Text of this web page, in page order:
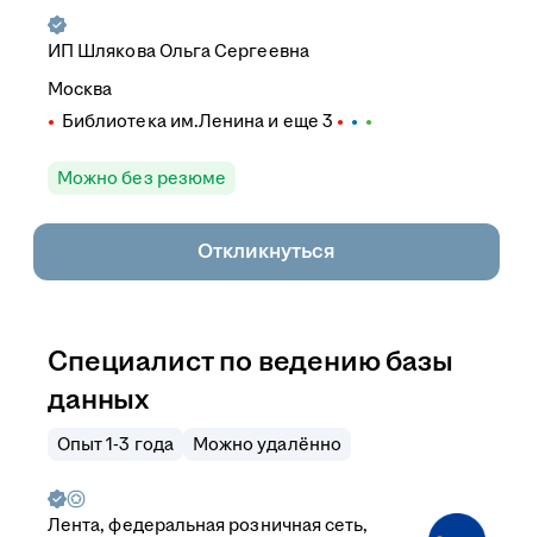
ИП Шлякова Ольга Сергеевна
Москва
Библиотека им.Ленина и еще 3
Можно без резюме
Откликнуться
Специалист по ведению базы
данных
Опыт 1-3 года Можно удалённо
Лента, федеральная розничная сеть,